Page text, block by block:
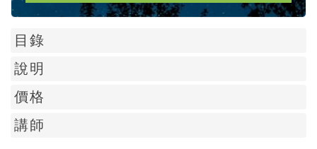
目錄
說明
價格
講師